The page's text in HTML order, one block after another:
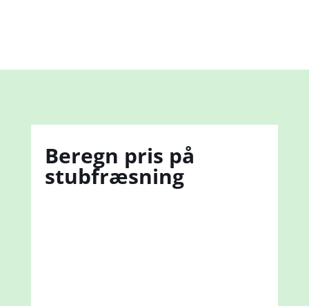
Beregn pris på
stubfræsning